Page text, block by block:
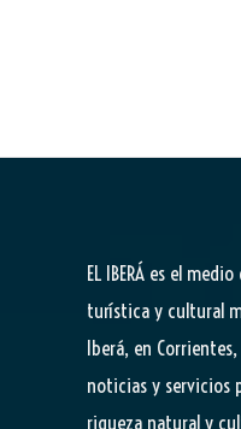
EL IBERÁ es el
turística y cultural
Iberá, en
noticias y servicios
riqueza natural y